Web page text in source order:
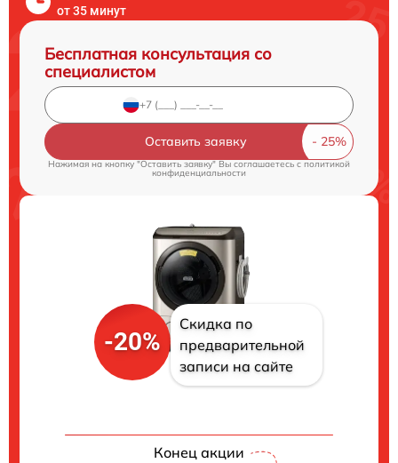
от 35 минут
Бесплатная консультация со
специалистом
Оставить заявку
Нажимая на кнопку "Оставить заявку" Вы соглашаетесь cполитикой
конфиденциальности
-20%
Скидка по
предварительной
записи на сайте
Конец акции